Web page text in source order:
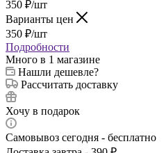
350 ₽/шт
Варианты цен
350 ₽/шт
Подробности
Много в 1 магазине
Нашли дешевле?
Рассчитать доставку
Хочу в подарок
Самовывоз сегодня - бесплатно